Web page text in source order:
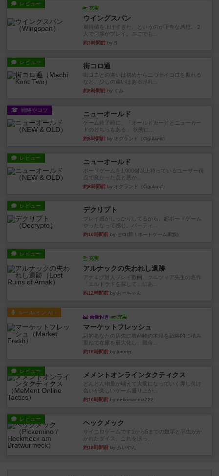
レビュー
充実
ウイングスパン
期待値を上げすぎた、というのが正直な感想。２
人で何度かプレイ。ここでも...
約3時間前 by S
レビュー 街コロ通
街コロとの違いは初めから二つサイコロを振れる
など、少しの違いはあるけれ...
約8時間前 by くみ
戦略やコツ ニューオールド
ゲーム終了時に、「オールドカードとニューカー
ドのどちらもある」 状態に...
約8時間前 by オグランド（Oguland）
レビュー ニューオールド
ボードゲームを1,000個以上持っているユーザー視
点で良かった点と悪か...
約8時間前 by オグランド（Oguland）
レビュー デクリプト
プレイ感がしっかりしてるから、超ボードゲーム
やったなって感じ。パーティ...
約10時間前 by ヒロ(新！ボードゲーム家族)
レビュー
充実
アルナックの失われし遺跡
アナログ対人プレイ数回。クニツィア先生の名作
「エルドラドを探して」にあ...
約12時間前 by おーちゃん
ルール/インスト
画像付き 充実
マーケットフレッシュ
目的あなたの店先に農産物の木箱を戦略的に積み
重ねて在庫を最大化し、競合...
約16時間前 by jurong
レビュー メメントオンラインタクティクス
どんどん物量が増えて大変になっていく押し付け
合いが楽しいゲーム盛り上が...
約16時間前 by nekomanma222
レビュー ヘックメック
サイコロゲームです1から5までの数字と芋虫がか
かれたダイス。これを振っ...
約18時間前 by みいやん